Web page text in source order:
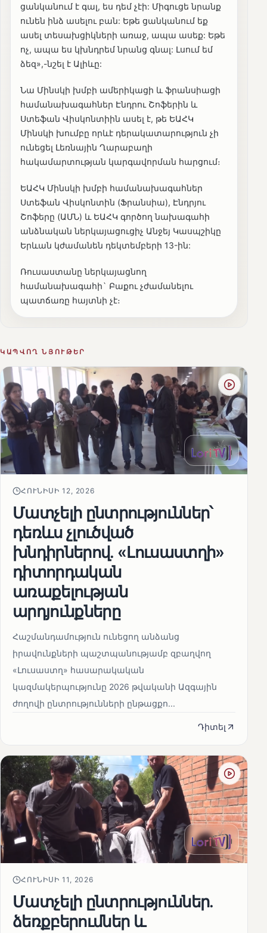
ցանկանում է գալ, ես դեմ չէի: Միգուցե նրանք
ունեն ինձ ասելու բան: Եթե ցանկանում եք
ասել տեսախցիկների առաջ, ապա ասեք: Եթե
ոչ, ապա ես կխնդրեմ նրանց գնալ: Լսում եմ
ձեզ»,-նշել է Ալիևը:
Նա Մինսկի խմբի ամերիկացի և ֆրանսիացի
համանախագահներ Էնդրու Շոֆերին և
Ստեֆան Վիսկոնտիին ասել է, թե ԵԱՀԿ
Մինսկի խումբը որևէ դերակատարություն չի
ունեցել Լեռնային Ղարաբաղի
հակամարտության կարգավորման հարցում։
ԵԱՀԿ Մինսկի խմբի համանախագահներ
Ստեֆան Վիսկոնտին (Ֆրանսիա), Էնդրյու
Շոֆերը (ԱՄՆ) և ԵԱՀԿ գործող նախագահի
անձնական ներկայացուցիչ Անջեյ Կասպշիկը
Երևան կժամանեն դեկտեմբերի 13-ին:
Ռուսաստանը ներկայացնող
համանախագահի` Բաքու չժամանելու
պատճառը հայտնի չէ։
ԿԱՊՎՈՂ ՆՅՈՒԹԵՐ
ՀՈՒՆԻՍԻ 12, 2026
Մատչելի ընտրություններ՝
դեռևս չլուծված
խնդիրներով. «Լուսաստղի»
դիտորդական
առաքելության
արդյունքները
Հաշմանդամություն ունեցող անձանց
իրավունքների պաշտպանությամբ զբաղվող
«Լուսաստղ» հասարակական
կազմակերպությունը 2026 թվականի Ազգային
ժողովի ընտրությունների ընթացքո...
Դիտել
ՀՈՒՆԻՍԻ 11, 2026
Մատչելի ընտրություններ.
ձեռքբերումներ և